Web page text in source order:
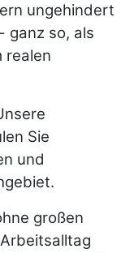
unge­hindert
ganz so, als
realen
Sie
und
großen